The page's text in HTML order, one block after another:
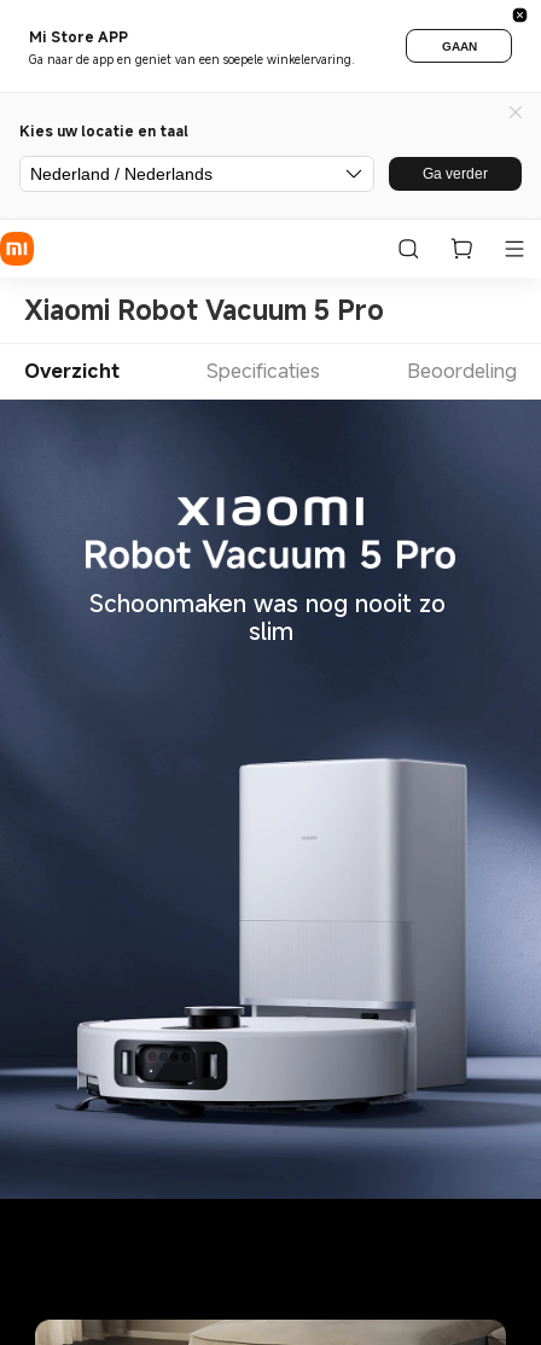
Mi Store APP
Ga naar de app en geniet van een soepele winkelervaring.
GAAN
Kies uw locatie en taal
Nederland / Nederlands Ga verder
Xiaomi Robot Vacuum 5 Pro
Overzicht Specificaties Beoordeling
Schoonmaken was nog nooit zo
slim